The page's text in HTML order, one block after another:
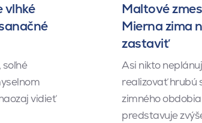
vlhké
vidieť
Maltové
Mierna zima
zastaviť
Asi nikto
realizovať hrubú
zimného
predstavuje